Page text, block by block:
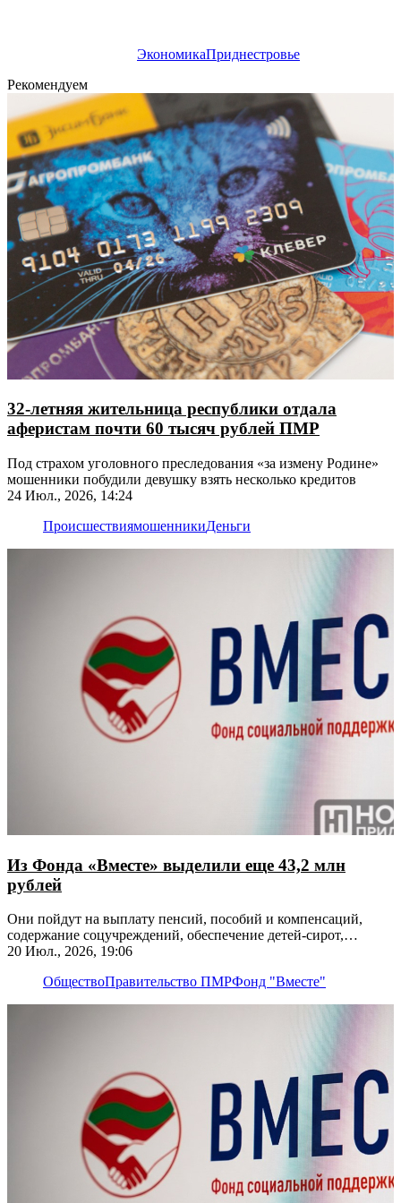
ЭкономикаПриднестровье
Рекомендуем
32-летняя жительница республики отдала
аферистам почти 60 тысяч рублей ПМР
Под страхом уголовного преследования «за измену Родине»
мошенники побудили девушку взять несколько кредитов
24 Июл., 2026, 14:24
ПроисшествиямошенникиДеньги
Из Фонда «Вместе» выделили еще 43,2 млн
рублей
Они пойдут на выплату пенсий, пособий и компенсаций,
содержание соцучреждений, обеспечение детей-сирот,
покупку продуктов и лекарств
20 Июл., 2026, 19:06
ОбществоПравительство ПМРФонд "Вместе"